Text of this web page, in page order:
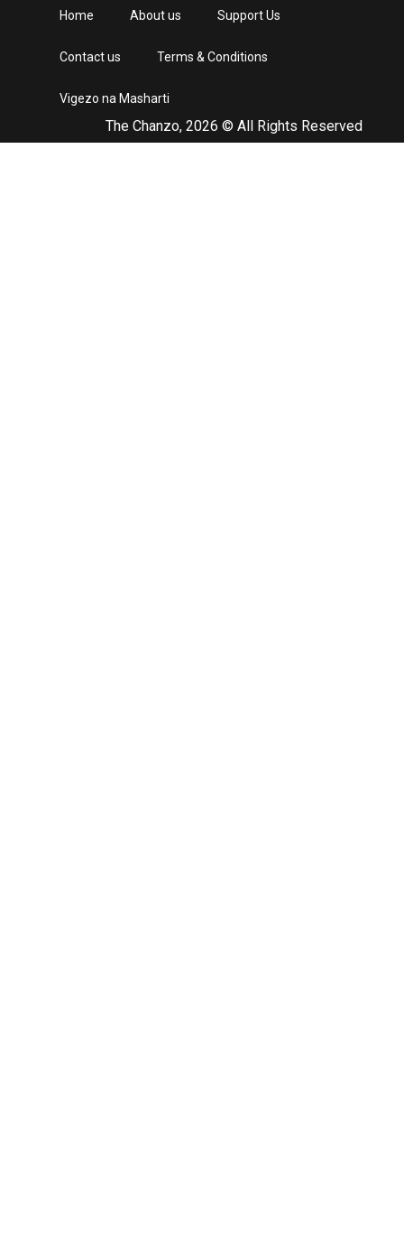
The Chanzo, 2026 © All Rights Reserved
Home About us Support Us
Contact us Terms & Conditions
Vigezo na Masharti